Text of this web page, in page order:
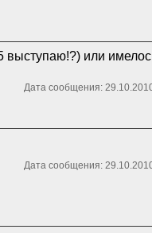
или
Дата сообщения:
Дата сообщения: